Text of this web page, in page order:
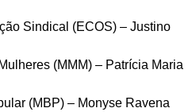
Sindical (ECOS) – Justino
(MMM) – Patrícia Maria
(MBP) – Monyse Ravena